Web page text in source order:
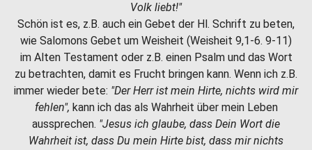
Volk liebt!"
Schön ist es, z.B. auch ein Gebet der Hl. Schrift zu beten,
wie Salomons Gebet um Weisheit (Weisheit 9,1-6. 9-11)
im Alten Testament oder z.B. einen Psalm und das Wort
zu betrachten, damit es Frucht bringen kann. Wenn ich z.B.
immer wieder bete: "Der Herr ist mein Hirte, nichts wird mir
fehlen", kann ich das als Wahrheit über mein Leben
aussprechen. "Jesus ich glaube, dass Dein Wort die
Wahrheit ist, dass Du mein Hirte bist, dass mir nichts